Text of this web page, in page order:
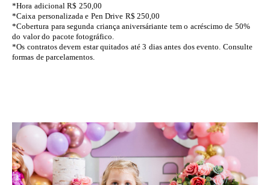
*Hora adicional R$ 250,00
*Caixa personalizada e Pen Drive R$ 250,00
*Cobertura para segunda criança aniversáriante tem o acréscimo de 50%
do valor do pacote fotográfico.
*Os contratos devem estar quitados até 3 dias antes dos evento. Consulte
formas de parcelamentos.